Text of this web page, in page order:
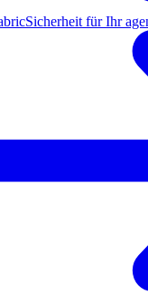
Sicherheit für Ihr